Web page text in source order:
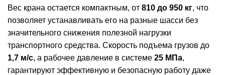
Вес крана остается компактным, от 810 до 950 кг, что
позволяет устанавливать его на разные шасси без
значительного снижения полезной нагрузки
транспортного средства. Скорость подъема грузов до
1,7 м/с, а рабочее давление в системе 25 МПа,
гарантируют эффективную и безопасную работу даже